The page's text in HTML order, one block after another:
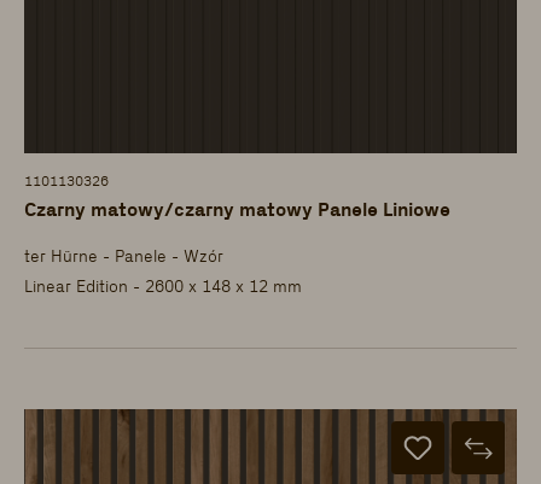
1101130326
Czarny matowy/czarny matowy Panele Liniowe
ter Hürne - Panele - Wzór
Linear Edition - 2600 x 148 x 12 mm